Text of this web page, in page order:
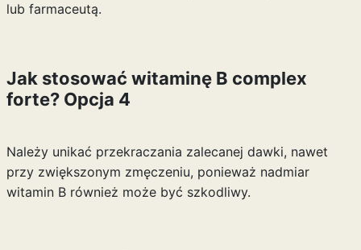
lub farmaceutą.
Jak stosować witaminę B complex
forte? Opcja 4
Należy unikać przekraczania zalecanej dawki, nawet
przy zwiększonym zmęczeniu, ponieważ nadmiar
witamin B również może być szkodliwy.